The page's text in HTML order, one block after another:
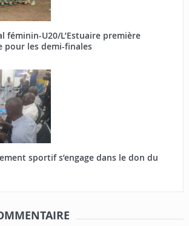
féminin-U20/L’Estuaire première
pour les demi-finales
sportif s’engage dans le don du